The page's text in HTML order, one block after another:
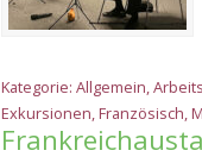
Kategorie: Allgemein,
Exkursionen,Französisch,